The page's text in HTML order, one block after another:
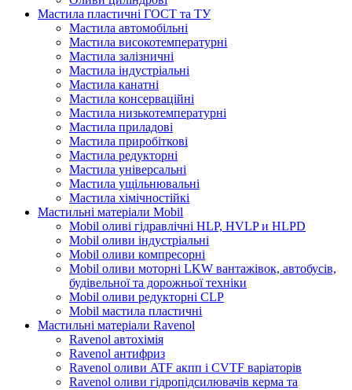
Мастила пластичні ГОСТ та ТУ
Мастила автомобільні
Мастила високотемпературні
Мастила залізничні
Мастила індустріальні
Мастила канатні
Мастила консерваційні
Мастила низькотемпературні
Мастила приладові
Мастила приробіткові
Мастила редукторні
Мастила універсальні
Мастила ущільнювальні
Мастила хімічностійкі
Мастильні матеріали Mobil
Mobil оливі гідравлічні HLP, HVLP и HLPD
Mobil оливи індустріальні
Mobil оливи компресорні
Mobil оливи моторні LKW вантажівок, автобусів,
будівельної та дорожньої техніки
Mobil оливи редукторні CLP
Mobil мастила пластичні
Мастильні матеріали Ravenol
Ravenol автохімія
Ravenol антифриз
Ravenol оливи ATF акпп і CVTF варіаторів
Ravenol оливи гідропідсилювачів керма та